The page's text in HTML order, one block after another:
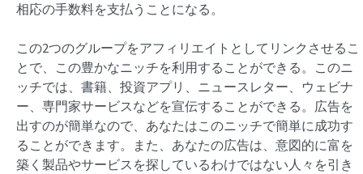
相応の手数料を支払うことになる。
この2つのグループをアフィリエイトとしてリンクさせるこ
とで、この豊かなニッチを利用することができる。このニ
ッチでは、書籍、投資アプリ、ニュースレター、ウェビナ
ー、専門家サービスなどを宣伝することができる。広告を
出すのが簡単なので、あなたはこのニッチで簡単に成功す
ることができます。また、あなたの広告は、意図的に富を
築く製品やサービスを探しているわけではない人々を引き